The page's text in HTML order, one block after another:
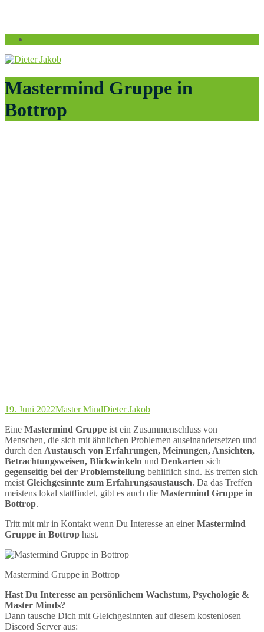
Mastermind Gruppe in
Bottrop
19. Juni 2022Master MindDieter Jakob
Eine Mastermind Gruppe ist ein Zusammenschluss von
Menschen, die sich mit ähnlichen Problemen auseinandersetzen und
durch den Austausch von Erfahrungen, Meinungen, Ansichten,
Betrachtungsweisen, Blickwinkeln und Denkarten sich
gegenseitig bei der Problemstellung behilflich sind. Es treffen sich
meist Gleichgesinnte zum Erfahrungsaustausch. Da das Treffen
meistens lokal stattfindet, gibt es auch die Mastermind Gruppe in
Bottrop.
Tritt mit mir in Kontakt wenn Du Interesse an einerMastermind
Gruppe in Bottrop hast.
Mastermind Gruppe in Bottrop
Hast Du Interesse an persönlichem Wachstum, Psychologie &
Master Minds?
Dann tausche Dich mit Gleichgesinnten auf diesem kostenlosen
Discord Server aus: